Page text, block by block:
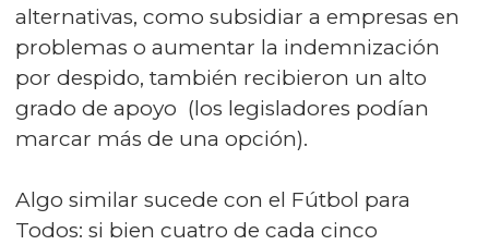
alternativas, como subsidiar a empresas en
problemas o aumentar la indemnización
por despido, también recibieron un alto
grado de apoyo (los legisladores podían
marcar más de una opción).
Algo similar sucede con el Fútbol para
Todos: si bien cuatro de cada cinco